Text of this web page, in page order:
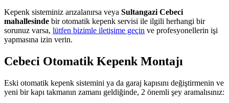
Kepenk sisteminiz arızalanırsa veya Sultangazi Cebeci
mahallesinde bir otomatik kepenk servisi ile ilgili herhangi bir
sorunuz varsa, lütfen bizimle iletişime geçin ve profesyonellerin işi
yapmasına izin verin.
Cebeci Otomatik Kepenk Montajı
Eski otomatik kepenk sistemini ya da garaj kapısını değiştirmenin ve
yeni bir kapı takmanın zamanı geldiğinde, 2 önemli şey aramalısınız: